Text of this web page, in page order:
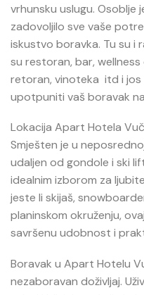
vrhunsku uslugu. Osoblje
zadovoljilo sve vaše
iskustvo boravka. Tu su i
su restoran, bar,
retoran, vinoteka itd i jos
upotpuniti vaš boravak
Lokacija Apart Hotela
Smješten je u
udaljen od gondole i ski
idealnim izborom za
jeste li skijaš,
planinskom okruženju,
savršenu udobnost i
Boravak u Apart Hotelu
nezaboravan doživljaj.